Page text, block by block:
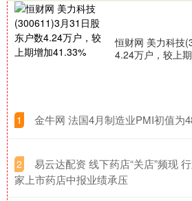
恒财网 美力科技
4.24万户，较上
1 金牛网 法国4月制造业PMI初值为
2
易云达配资 线下药店“关店”频现
家上市药店中报业绩承压